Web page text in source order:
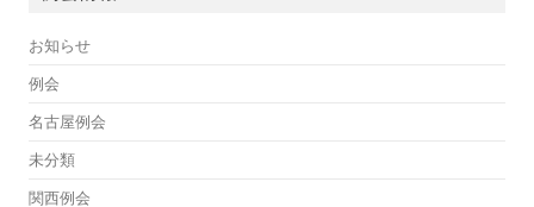
お知らせ
例会
名古屋例会
未分類
関西例会